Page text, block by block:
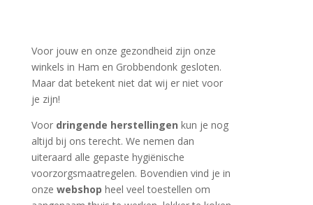
Voor jouw en onze gezondheid zijn onze
winkels in Ham en Grobbendonk gesloten.
Maar dat betekent niet dat wij er niet voor
je zijn!
Voor dringende herstellingen kun je nog
altijd bij ons terecht. We nemen dan
uiteraard alle gepaste hygiënische
voorzorgsmaatregelen. Bovendien vind je in
onze webshop heel veel toestellen om